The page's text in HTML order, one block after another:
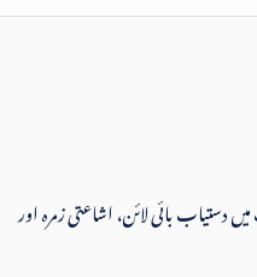
دستیاب بائی لائن، اشاعتی زمرہ اور